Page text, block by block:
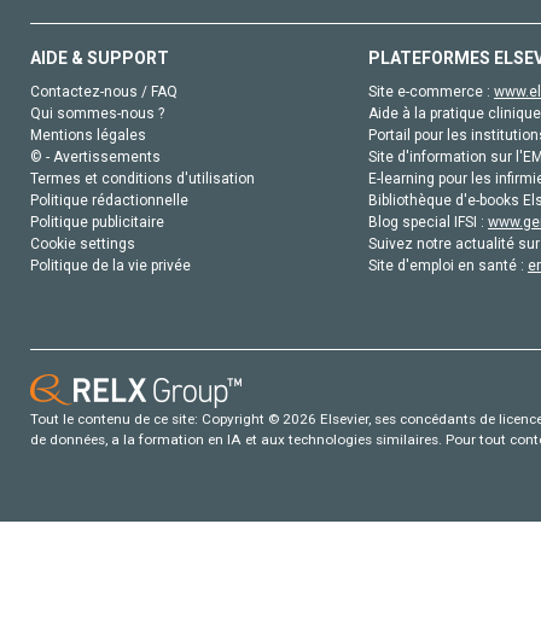
AIDE & SUPPORT
Contactez-nous / FAQ
Qui sommes-nous ?
Mentions légales
© - Avertissements
Termes et conditions d'utilisation
Politique rédactionnelle
Politique publicitaire
Cookie settings
Politique de la vie privée
PLATEFORMES
Site e-commerce :
Aide à la pratique
Portail pour les
Site d'information sur
E-learning pour les
Bibliothèque d'e-books
Blog special IFSI :
Suivez notre actualité
Site d'emploi en santé :
Tout le contenu de ce site: Copyright © 2026 Elsevier, ses concédants de
de données, a la formation en IA et aux technologies similaires. Pour tout